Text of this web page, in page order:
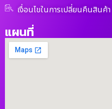
เงื่อนไขในการเปลี่ยนคืนสินค้า
แผนที่